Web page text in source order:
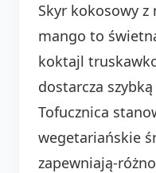
Skyr kokosowy
mango to
koktajl
dostarcza
Tofucznica
wegetariańskie
zapewniają-